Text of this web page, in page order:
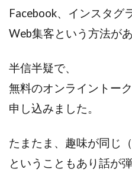
Facebook、インスタグ
Web集客という方法が
半信半疑で、
無料のオンライントー
申し込みました。
たまたま、趣味が同じ（
ということもあり話が弾